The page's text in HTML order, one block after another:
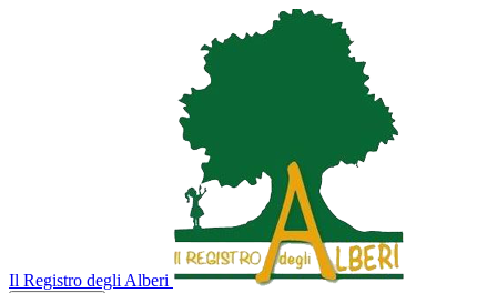
Il Registro degli Alberi